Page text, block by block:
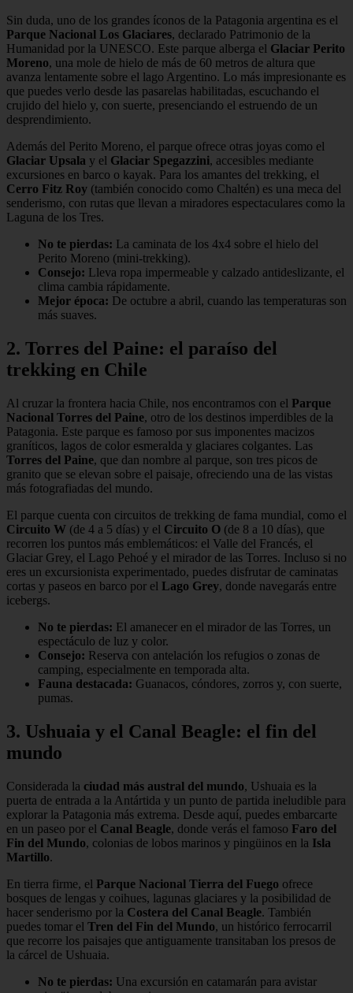
Sin duda, uno de los grandes íconos de la Patagonia argentina es el
Parque Nacional Los Glaciares, declarado Patrimonio de la
Humanidad por la UNESCO. Este parque alberga el Glaciar Perito
Moreno, una mole de hielo de más de 60 metros de altura que
avanza lentamente sobre el lago Argentino. Lo más impresionante es
que puedes verlo desde las pasarelas habilitadas, escuchando el
crujido del hielo y, con suerte, presenciando el estruendo de un
desprendimiento.
Además del Perito Moreno, el parque ofrece otras joyas como el
Glaciar Upsala y el Glaciar Spegazzini, accesibles mediante
excursiones en barco o kayak. Para los amantes del trekking, el
Cerro Fitz Roy (también conocido como Chaltén) es una meca del
senderismo, con rutas que llevan a miradores espectaculares como la
Laguna de los Tres.
No te pierdas: La caminata de los 4x4 sobre el hielo del
Perito Moreno (mini-trekking).
Consejo: Lleva ropa impermeable y calzado antideslizante, el
clima cambia rápidamente.
Mejor época: De octubre a abril, cuando las temperaturas son
más suaves.
2. Torres del Paine: el paraíso del
trekking en Chile
Al cruzar la frontera hacia Chile, nos encontramos con el Parque
Nacional Torres del Paine, otro de los destinos imperdibles de la
Patagonia. Este parque es famoso por sus imponentes macizos
graníticos, lagos de color esmeralda y glaciares colgantes. Las
Torres del Paine, que dan nombre al parque, son tres picos de
granito que se elevan sobre el paisaje, ofreciendo una de las vistas
más fotografiadas del mundo.
El parque cuenta con circuitos de trekking de fama mundial, como el
Circuito W (de 4 a 5 días) y el Circuito O (de 8 a 10 días), que
recorren los puntos más emblemáticos: el Valle del Francés, el
Glaciar Grey, el Lago Pehoé y el mirador de las Torres. Incluso si no
eres un excursionista experimentado, puedes disfrutar de caminatas
cortas y paseos en barco por el Lago Grey, donde navegarás entre
icebergs.
No te pierdas: El amanecer en el mirador de las Torres, un
espectáculo de luz y color.
Consejo: Reserva con antelación los refugios o zonas de
camping, especialmente en temporada alta.
Fauna destacada: Guanacos, cóndores, zorros y, con suerte,
pumas.
3. Ushuaia y el Canal Beagle: el fin del
mundo
Considerada la ciudad más austral del mundo, Ushuaia es la
puerta de entrada a la Antártida y un punto de partida ineludible para
explorar la Patagonia más extrema. Desde aquí, puedes embarcarte
en un paseo por el Canal Beagle, donde verás el famoso Faro del
Fin del Mundo, colonias de lobos marinos y pingüinos en la Isla
Martillo.
En tierra firme, el Parque Nacional Tierra del Fuego ofrece
bosques de lengas y coihues, lagunas glaciares y la posibilidad de
hacer senderismo por la Costera del Canal Beagle. También
puedes tomar el Tren del Fin del Mundo, un histórico ferrocarril
que recorre los paisajes que antiguamente transitaban los presos de
la cárcel de Ushuaia.
No te pierdas: Una excursión en catamarán para avistar